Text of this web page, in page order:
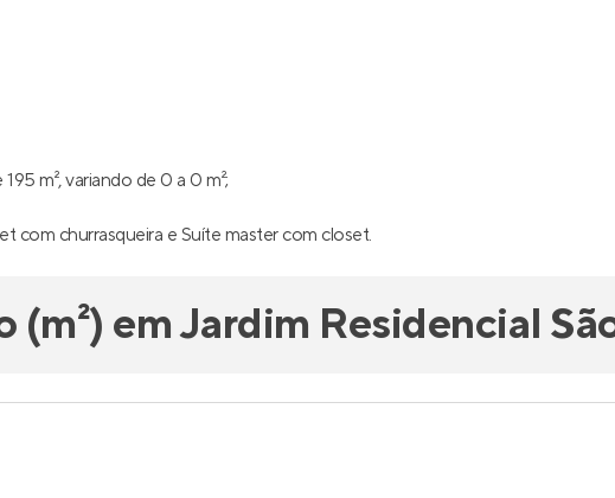
m², variando de 0 a 0 m²;
com churrasqueira e Suíte master com closet.
em Jardim Residencial